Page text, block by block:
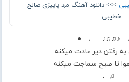
>>> دانلود آهنگ مرد پاییزی صالح
خطیبی
به رفتن دیر عادت میکنه
تا صبح سماجت میکنه
...♫♩